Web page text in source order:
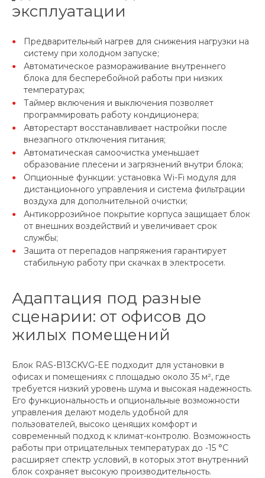
эксплуатации
Предварительный нагрев для снижения нагрузки на
систему при холодном запуске;
Автоматическое размораживание внутреннего
блока для бесперебойной работы при низких
температурах;
Таймер включения и выключения позволяет
программировать работу кондиционера;
Авторестарт восстанавливает настройки после
внезапного отключения питания;
Автоматическая самоочистка уменьшает
образование плесени и загрязнений внутри блока;
Опционные функции: установка Wi-Fi модуля для
дистанционного управления и система фильтрации
воздуха для дополнительной очистки;
Антикоррозийное покрытие корпуса защищает блок
от внешних воздействий и увеличивает срок
службы;
Защита от перепадов напряжения гарантирует
стабильную работу при скачках в электросети.
Адаптация под разные
сценарии: от офисов до
жилых помещений
Блок RAS-B13CKVG-EE подходит для установки в
офисах и помещениях с площадью около 35 м², где
требуется низкий уровень шума и высокая надежность.
Его функциональность и опциональные возможности
управления делают модель удобной для
пользователей, высоко ценящих комфорт и
современный подход к климат-контролю. Возможность
работы при отрицательных температурах до -15 °C
расширяет спектр условий, в которых этот внутренний
блок сохраняет высокую производительность.